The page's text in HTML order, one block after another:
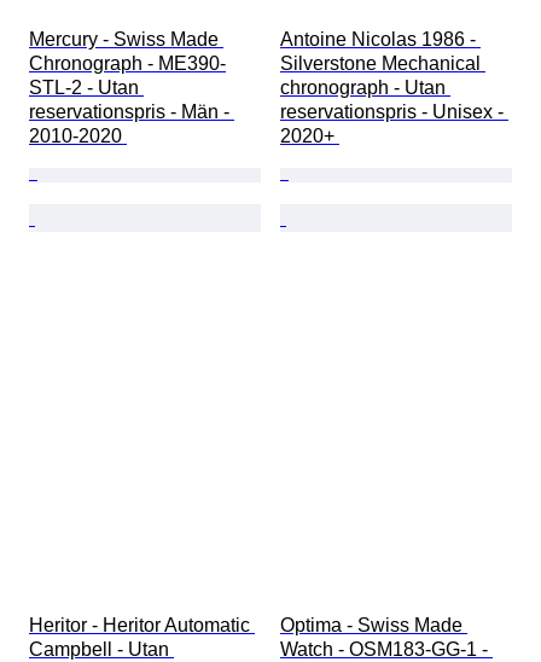
Mercury - Swiss Made
Chronograph - ME390-
STL-2 - Utan
reservationspris - Män -
2010-2020
Antoine Nicolas 1986 -
Silverstone Mechanical
chronograph - Utan
reservationspris - Unisex -
2020+
Heritor - Heritor Automatic
Campbell - Utan
Optima - Swiss Made
Watch - OSM183-GG-1 -